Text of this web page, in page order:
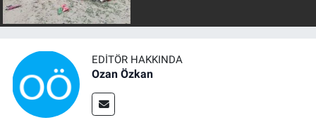
EDITÖR HAKKINDA
Ozan Özkan